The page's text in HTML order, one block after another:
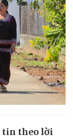
tin theo lời